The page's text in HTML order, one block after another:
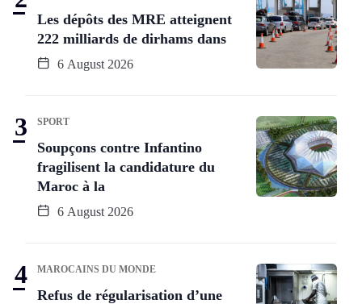
Les dépôts des MRE atteignent
222 milliards de dirhams dans
6 August 2026
SPORT
Soupçons contre Infantino
fragilisent la candidature du
Maroc à la
6 August 2026
MAROCAINS DU MONDE
Refus de régularisation d’une